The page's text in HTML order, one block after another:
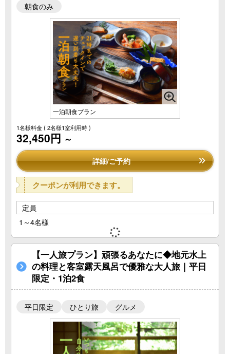
朝食のみ
一泊朝食プラン
1名様料金( 2名様1室利用時 )
32,450円 ～
詳細/ご予約
クーポンが利用できます。
定員
1～4名様
【一人旅プラン】頑張るあなたに◆地元水上
の料理と客室露天風呂で優雅な大人旅｜平日
限定・1泊2食
平日限定 ひとり旅 グルメ